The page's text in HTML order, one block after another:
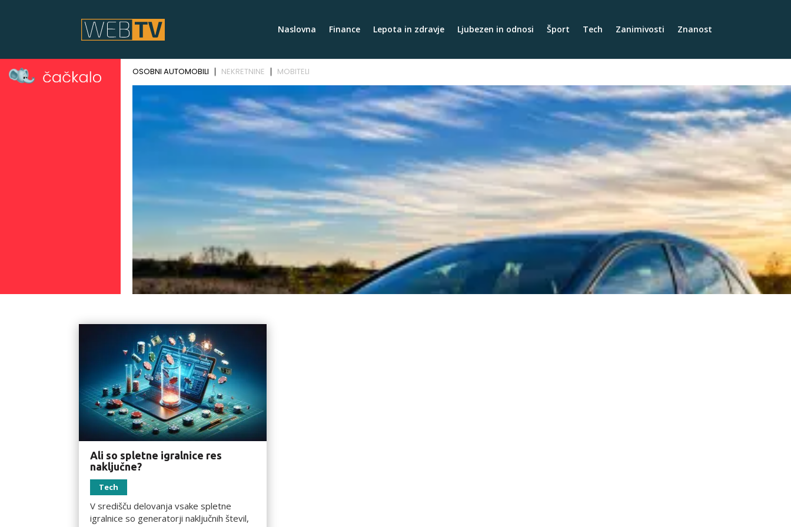
Naslovna Finance Lepota in zdravje Ljubezen in odnosi Šport Tech Zanimivosti Znanost
Ali so spletne igralnice res
naključne?
Tech
V središču delovanja vsake spletne
igralnice so generatorji naključnih števil,